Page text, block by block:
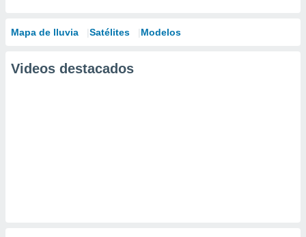
Mapa de lluvia Satélites Modelos
Videos destacados